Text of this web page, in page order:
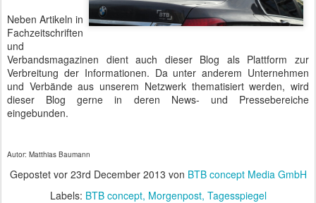
Neben Artikeln in
Fachzeitschriften
und
Verbandsmagazinen dient auch dieser Blog als Plattform zur
Verbreitung der Informationen. Da unter anderem Unternehmen
und Verbände aus unserem Netzwerk thematisiert werden, wird
dieser Blog gerne in deren News- und Pressebereiche
eingebunden.
Autor: Matthias Baumann
Gepostet vor 23rd December 2013 von BTB concept Media GmbH
Labels: BTB concept Morgenpost Tagesspiegel